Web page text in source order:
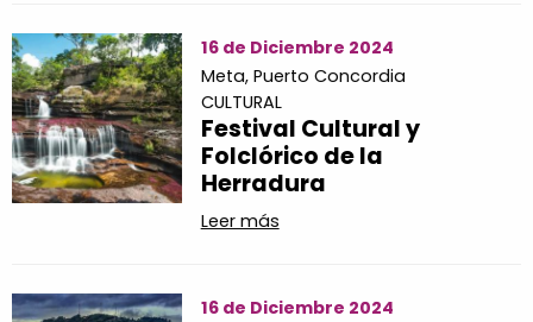
16 de Diciembre 2024
Meta, Puerto Concordia
CULTURAL
Festival Cultural y
Folclórico de la
Herradura
Leer más
16 de Diciembre 2024